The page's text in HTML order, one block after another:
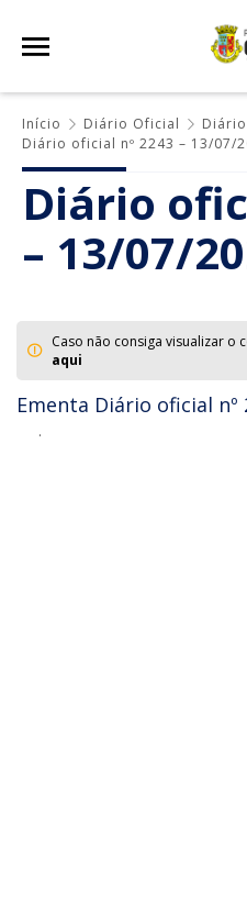
Início Diário Oficial
Diário oficial nº 2243 – 13/07/
Diário
– 13/07/
Caso não consiga visualizar o
aqui
Ementa Diário oficial nº
.